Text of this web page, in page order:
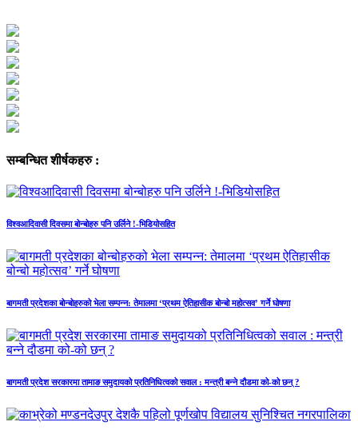
सम्बन्धित शीर्षकहरु :
विश्वआदिवासी दिवसमा बोन्बोहरु पनि उर्लिने !-भिडियोसहित
बागमती प्रदेशका बोन्बोहरुको भेला सम्पन्न: तेमालमा ‘प्रथम ऐतिहासीक बोन्बो महोत्सव’ गर्ने घोषणा
बागमती प्रदेश सरकारमा तामाङ समुदायको प्रतिनिधित्वको सवाल : मन्त्री बन्ने दौडमा को‐को छन् ?